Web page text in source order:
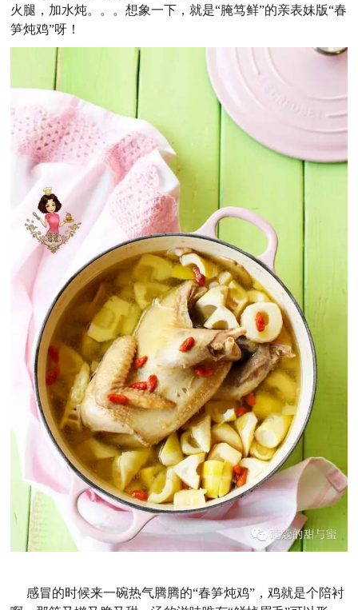
火腿，加水炖。。。想象一下，就是“腌笃鲜”的亲表妹版“春
笋炖鸡”呀！
感冒的时候来一碗热气腾腾的“春笋炖鸡”，鸡就是个陪衬